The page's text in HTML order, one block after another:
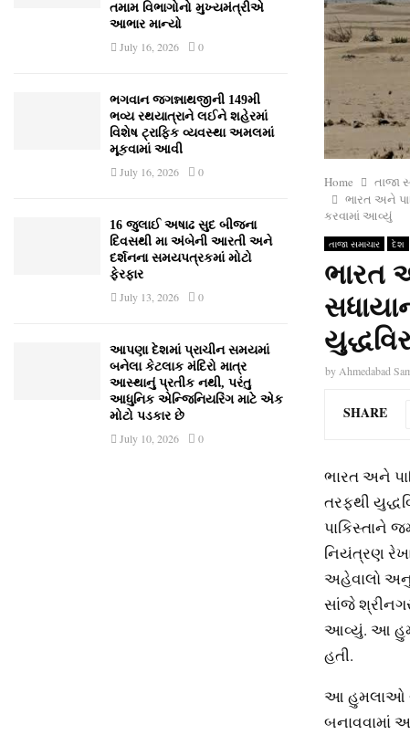
Home
તાજા
ભારત અને
કરવામાં આવ્યું
તાજા સમાચાર દેશ
ભારત
by Ahmedabad
SHARE
ભારત અને
તરફથી
પાકિસ્તાને
નિયંત્રણ
અહેવાલો
સાંજે
આવ્યું. આ
હતી.
આ હુમલાઓ
બનાવવામાં
તમામ વિભાગોનો મુખ્યમંત્રીએ
આભાર માન્યો
July 16, 2026 0
ભગવાન જગન્નાથજીની 149મી
ભવ્ય રથયાત્રાને લઈને શહેરમાં
વિશેષ ટ્રાફિક વ્યવસ્થા અમલમાં
મૂકવામાં આવી
July 16, 2026 0
16 જુલાઈ અષાઢ સુદ બીજના
દિવસથી મા અંબેની આરતી અને
દર્શનના સમયપત્રકમાં મોટો
ફેરફાર
July 13, 2026 0
આપણા દેશમાં પ્રાચીન સમયમાં
બનેલા કેટલાક મંદિરો માત્ર
આસ્થાનું પ્રતીક નથી, પરંતુ
આધુનિક એન્જિનિયરિંગ માટે એક
મોટો પડકાર છે
July 10, 2026 0